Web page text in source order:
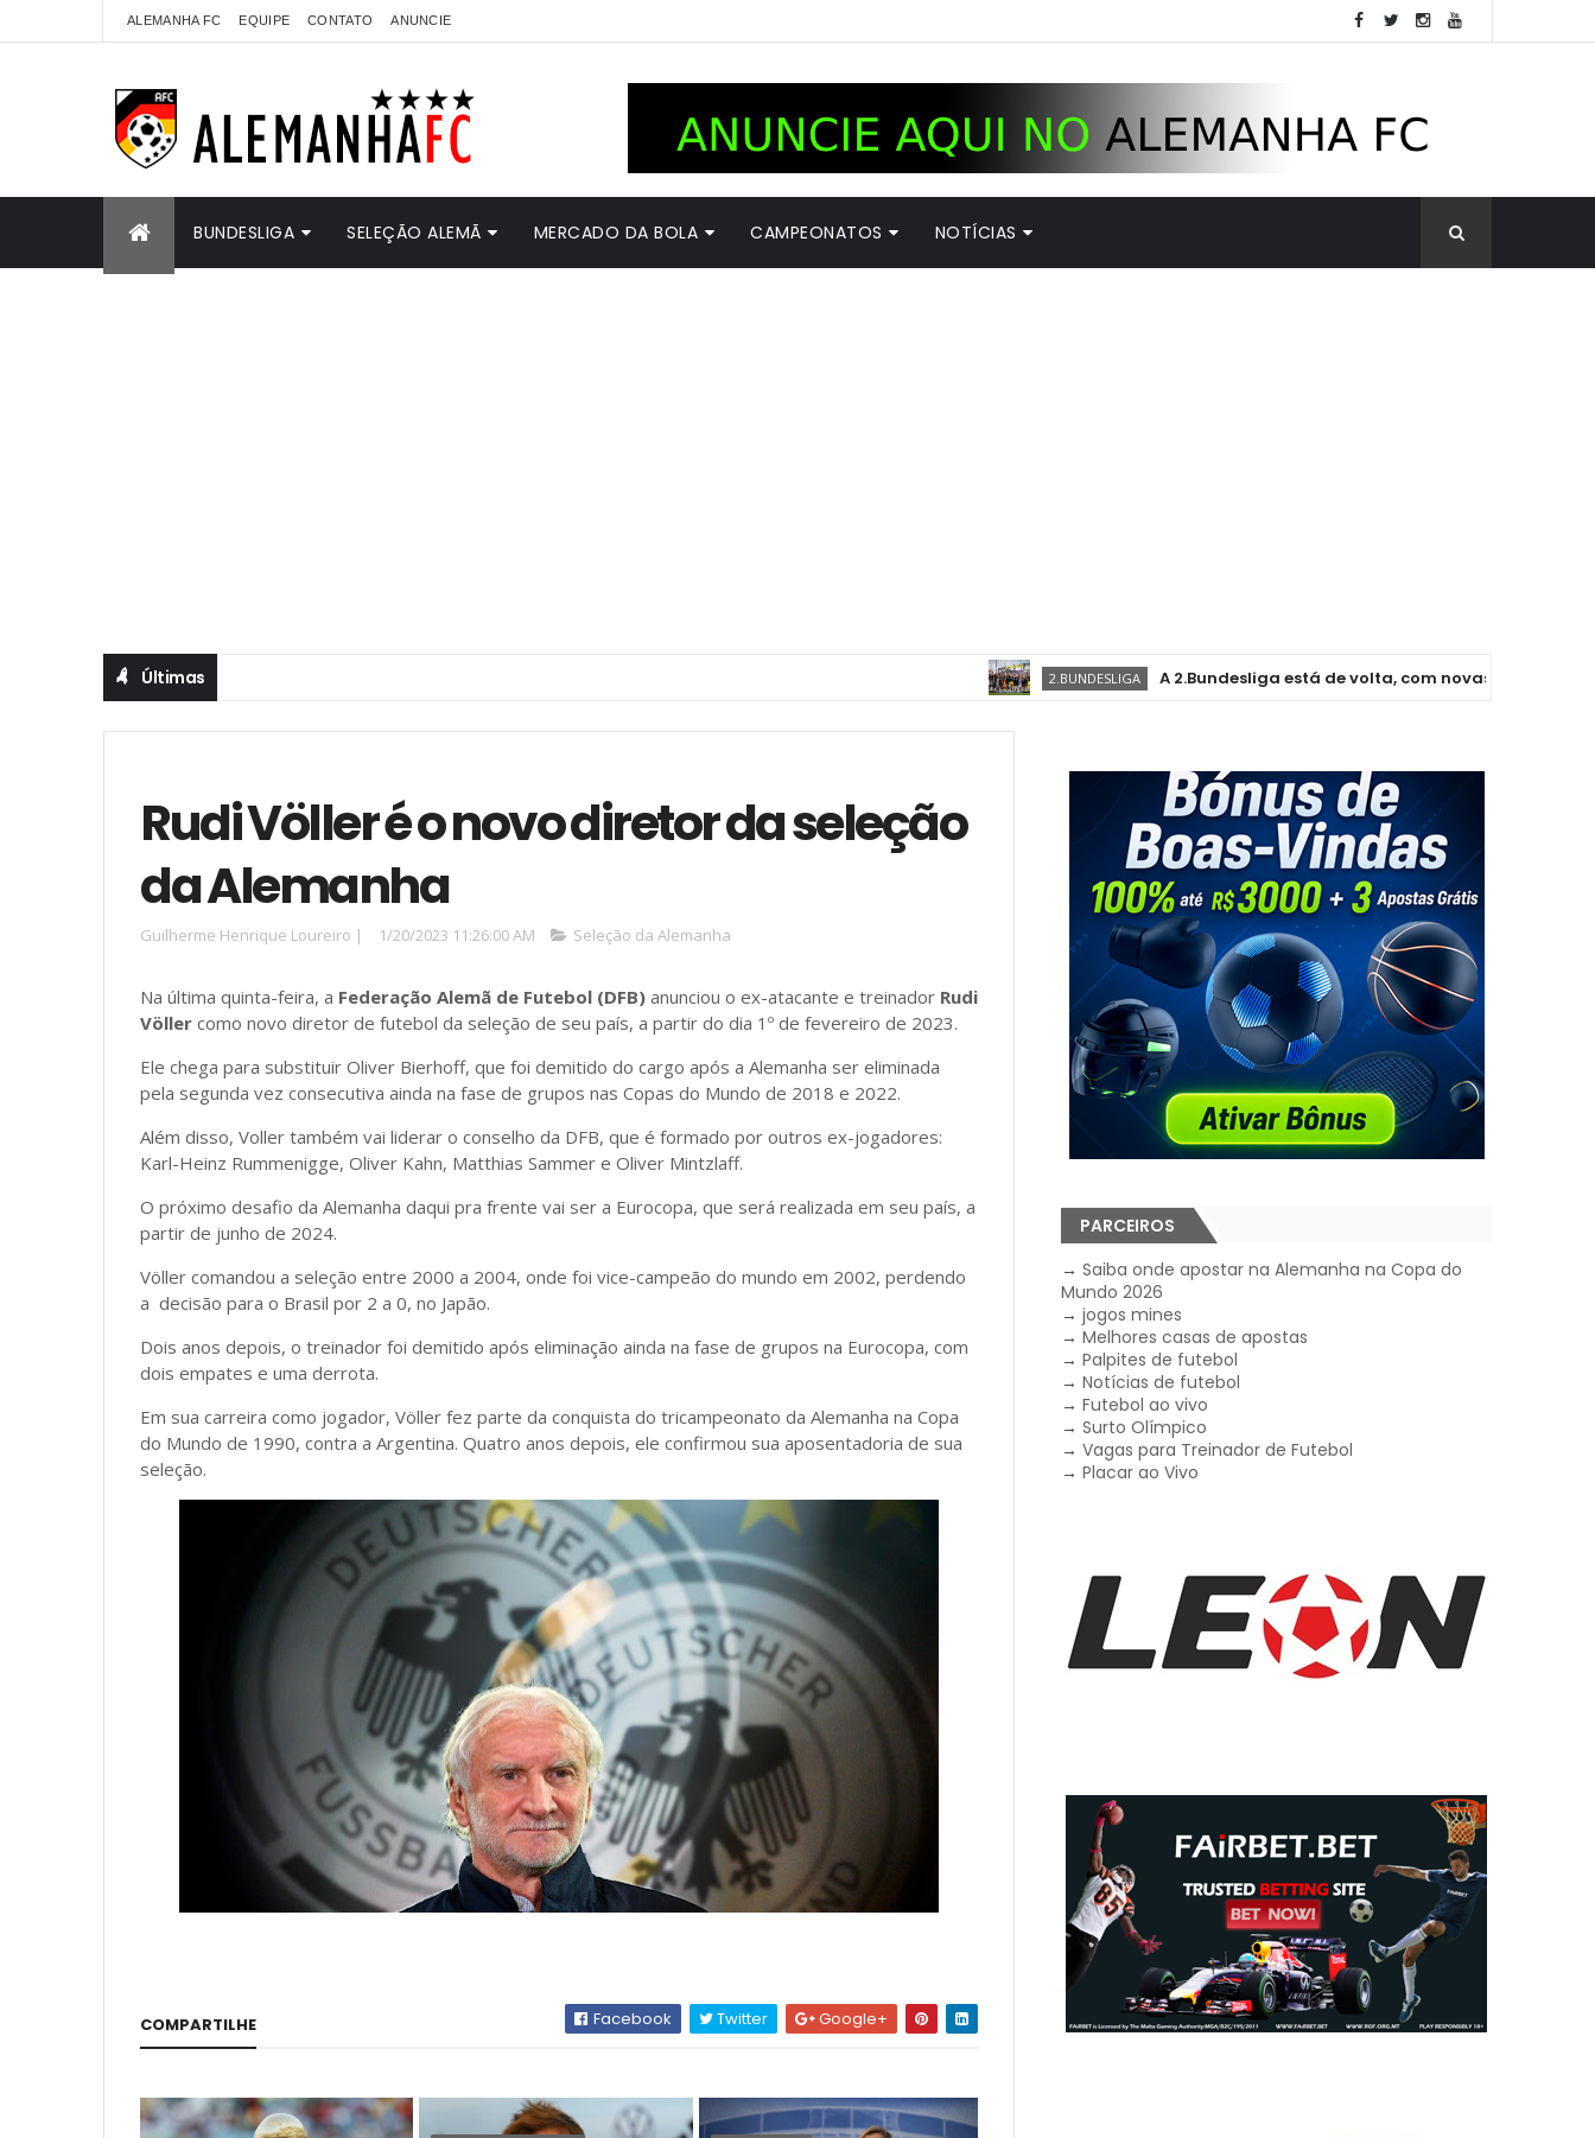
ALEMANHA FC EQUIPE CONTATO ANUNCIE
BUNDESLIGA SELEÇÃO ALEMÃ MERCADO DA BOLA CAMPEONATOS NOTÍCIAS
Últimas 2.BUNDESLIGA A 2.Bundesliga está de volta, com novas e antigas histórias!
Rudi Völler é o novo diretor da seleção
da Alemanha
Guilherme Henrique Loureiro | 1/20/2023 11:26:00 AM Seleção da Alemanha
Na última quinta-feira, a Federação Alemã de Futebol (DFB) anunciou o ex-atacante e treinador Rudi
Völler como novo diretor de futebol da seleção de seu país, a partir do dia 1º de fevereiro de 2023.
Ele chega para substituir Oliver Bierhoff, que foi demitido do cargo após a Alemanha ser eliminada
pela segunda vez consecutiva ainda na fase de grupos nas Copas do Mundo de 2018 e 2022.
Além disso, Voller também vai liderar o conselho da DFB, que é formado por outros ex-jogadores:
Karl-Heinz Rummenigge, Oliver Kahn, Matthias Sammer e Oliver Mintzlaff.
O próximo desafio da Alemanha daqui pra frente vai ser a Eurocopa, que será realizada em seu país, a
partir de junho de 2024.
Völler comandou a seleção entre 2000 a 2004, onde foi vice-campeão do mundo em 2002, perdendo
a decisão para o Brasil por 2 a 0, no Japão.
Dois anos depois, o treinador foi demitido após eliminação ainda na fase de grupos na Eurocopa, com
dois empates e uma derrota.
Em sua carreira como jogador, Völler fez parte da conquista do tricampeonato da Alemanha na Copa
do Mundo de 1990, contra a Argentina. Quatro anos depois, ele confirmou sua aposentadoria de sua
seleção.
COMPARTILHE Facebook Twitter Google+
PARCEIROS
→Saiba onde apostar na Alemanha na Copa do
Mundo 2026
→jogos mines
→Melhores casas de apostas
→Palpites de futebol
→Notícias de futebol
→Futebol ao vivo
→Surto Olímpico
→Vagas para Treinador de Futebol
→Placar ao Vivo